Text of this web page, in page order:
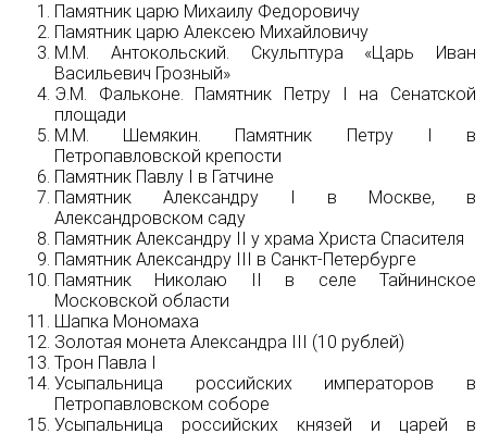
Памятник царю Михаилу Федоровичу
Памятник царю Алексею Михайловичу
М.М. Антокольский. Скульптура «Царь Иван
Васильевич Грозный»
Э.М. Фальконе. Памятник Петру I на Сенатской
площади
М.М. Шемякин. Памятник Петру I в
Петропавловской крепости
Памятник Павлу I в Гатчине
Памятник Александру I в Москве, в
Александровском саду
Памятник Александру II у храма Христа Спасителя
Памятник Александру III в Санкт-Петербурге
Памятник Николаю II в селе Тайнинское
Московской области
Шапка Мономаха
Золотая монета Александра III (10 рублей)
Трон Павла I
Усыпальница российских императоров в
Петропавловском соборе
Усыпальница российских князей и царей в